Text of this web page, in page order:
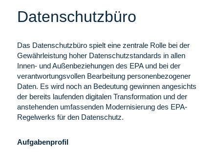
Datenschutzbüro
Das Datenschutzbüro spielt eine zentrale Rolle bei der
Gewährleistung hoher Datenschutzstandards in allen
Innen- und Außenbeziehungen des EPA und bei der
verantwortungsvollen Bearbeitung personenbezogener
Daten. Es wird noch an Bedeutung gewinnen angesichts
der bereits laufenden digitalen Transformation und der
anstehenden umfassenden Modernisierung des EPA-
Regelwerks für den Datenschutz.
Aufgabenprofil